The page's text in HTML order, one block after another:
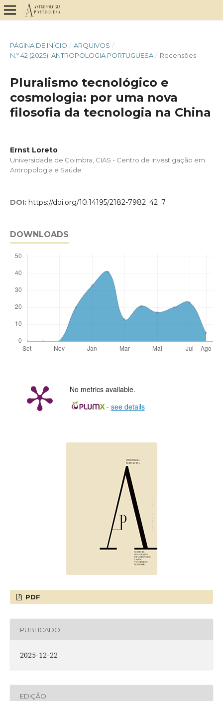
PÁGINA DE INÍCIO / ARQUIVOS /
N.º 42 (2025): ANTROPOLOGIA PORTUGUESA / Recensões
Pluralismo tecnológico e
cosmologia: por uma nova
filosofia da tecnologia na China
Ernst Loreto
Universidade de Coimbra, CIAS - Centro de Investigação em
Antropologia e Saúde
DOI: https://doi.org/10.14195/2182-7982_42_7
DOWNLOADS
No metrics available.
- see details
PDF
PUBLICADO
2025-12-22
EDIÇÃO